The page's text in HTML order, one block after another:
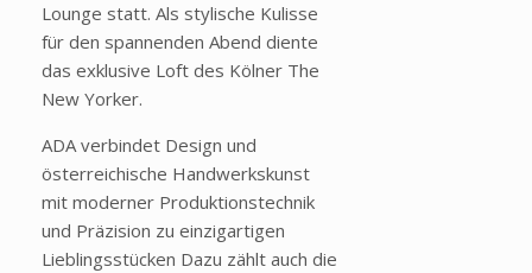
Lounge statt. Als stylische Kulisse
für den spannenden Abend diente
das exklusive Loft des Kölner The
New Yorker.
ADA verbindet Design und
österreichische Handwerkskunst
mit moderner Produktionstechnik
und Präzision zu einzigartigen
Lieblingsstücken Dazu zählt auch die